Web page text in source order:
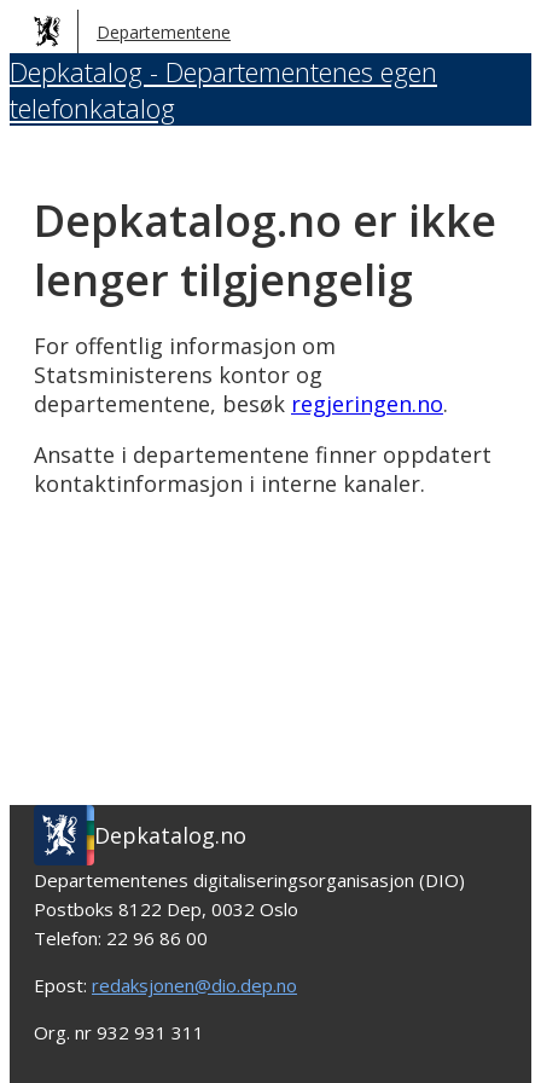
Hopp
til
hovedinnhold
Departementene
Depkatalog - Departementenes egen
telefonkatalog
Depkatalog.no er ikke
lenger tilgjengelig
For offentlig informasjon om
Statsministerens kontor og
departementene, besøk regjeringen.no.
Ansatte i departementene finner oppdatert
kontaktinformasjon i interne kanaler.
Depkatalog.no
Departementenes digitaliseringsorganisasjon (DIO)
Postboks 8122 Dep, 0032 Oslo
Telefon: 22 96 86 00
Epost: redaksjonen@dio.dep.no
Org. nr 932 931 311